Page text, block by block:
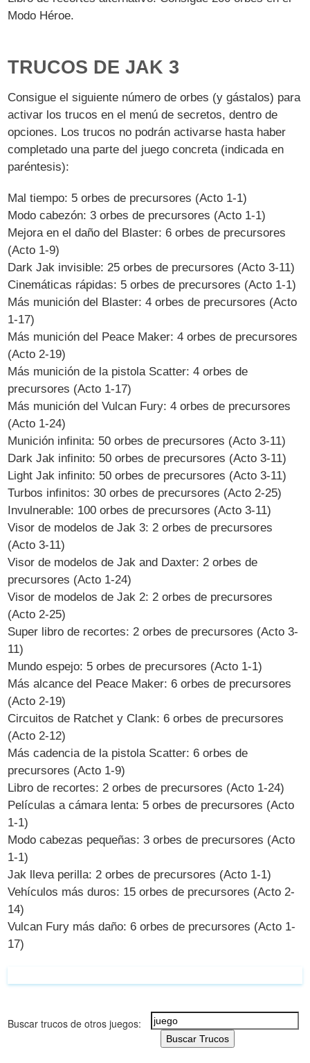
Modo Héroe.
TRUCOS DE JAK 3
Consigue el siguiente número de orbes (y gástalos) para
activar los trucos en el menú de secretos, dentro de
opciones. Los trucos no podrán activarse hasta haber
completado una parte del juego concreta (indicada en
paréntesis):
Mal tiempo: 5 orbes de precursores (Acto 1-1)
Modo cabezón: 3 orbes de precursores (Acto 1-1)
Mejora en el daño del Blaster: 6 orbes de precursores
(Acto 1-9)
Dark Jak invisible: 25 orbes de precursores (Acto 3-11)
Cinemáticas rápidas: 5 orbes de precursores (Acto 1-1)
Más munición del Blaster: 4 orbes de precursores (Acto
1-17)
Más munición del Peace Maker: 4 orbes de precursores
(Acto 2-19)
Más munición de la pistola Scatter: 4 orbes de
precursores (Acto 1-17)
Más munición del Vulcan Fury: 4 orbes de precursores
(Acto 1-24)
Munición infinita: 50 orbes de precursores (Acto 3-11)
Dark Jak infinito: 50 orbes de precursores (Acto 3-11)
Light Jak infinito: 50 orbes de precursores (Acto 3-11)
Turbos infinitos: 30 orbes de precursores (Acto 2-25)
Invulnerable: 100 orbes de precursores (Acto 3-11)
Visor de modelos de Jak 3: 2 orbes de precursores
(Acto 3-11)
Visor de modelos de Jak and Daxter: 2 orbes de
precursores (Acto 1-24)
Visor de modelos de Jak 2: 2 orbes de precursores
(Acto 2-25)
Super libro de recortes: 2 orbes de precursores (Acto 3-
11)
Mundo espejo: 5 orbes de precursores (Acto 1-1)
Más alcance del Peace Maker: 6 orbes de precursores
(Acto 2-19)
Circuitos de Ratchet y Clank: 6 orbes de precursores
(Acto 2-12)
Más cadencia de la pistola Scatter: 6 orbes de
precursores (Acto 1-9)
Libro de recortes: 2 orbes de precursores (Acto 1-24)
Películas a cámara lenta: 5 orbes de precursores (Acto
1-1)
Modo cabezas pequeñas: 3 orbes de precursores (Acto
1-1)
Jak lleva perilla: 2 orbes de precursores (Acto 1-1)
Vehículos más duros: 15 orbes de precursores (Acto 2-
14)
Vulcan Fury más daño: 6 orbes de precursores (Acto 1-
17)
Buscar trucos de otros juegos:
Buscar Trucos